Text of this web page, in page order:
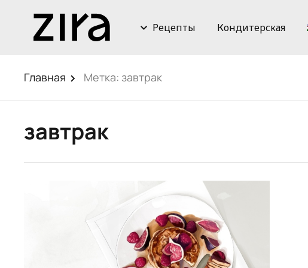
Рецепты Кондитерская
Главная Метка: завтрак
завтрак